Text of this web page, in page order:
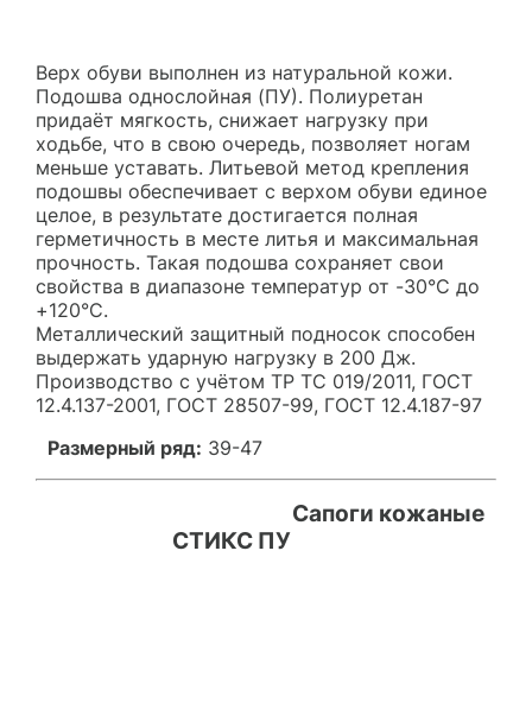
Верх обуви выполнен из натуральной кожи.
Подошва однослойная (ПУ). Полиуретан
придаёт мягкость, снижает нагрузку при
ходьбе, что в свою очередь, позволяет ногам
меньше уставать. Литьевой метод крепления
подошвы обеспечивает с верхом обуви единое
целое, в результате достигается полная
герметичность в месте литья и максимальная
прочность. Такая подошва сохраняет свои
свойства в диапазоне температур от -30°С до
+120°С.
Металлический защитный подносок способен
выдержать ударную нагрузку в 200 Дж.
Производство с учётом ТР ТС 019/2011, ГОСТ
12.4.137-2001, ГОСТ 28507-99, ГОСТ 12.4.187-97
Размерный ряд: 39-47
Сапоги кожаные
СТИКС ПУ